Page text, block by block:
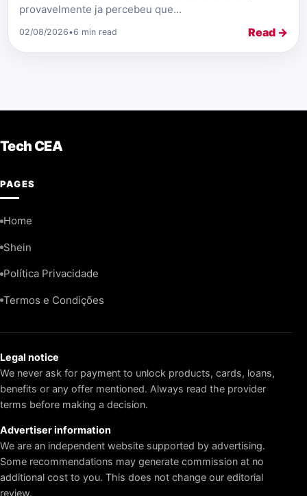
provavelmente ja percebeu que...
02/08/2026•6 min read Read →
Tech CEA
PAGES
Home
Shein
Política Privacidade
Termos e Condições
Legal notice
We never ask for payment to unlock products, cards, loans,
benefits or any offer mentioned. Always read the provider
terms before making a decision.
Advertiser information
We are an independent website supported by advertising.
Some recommendations may generate commission at no
additional cost to you. This does not change our editorial
review.